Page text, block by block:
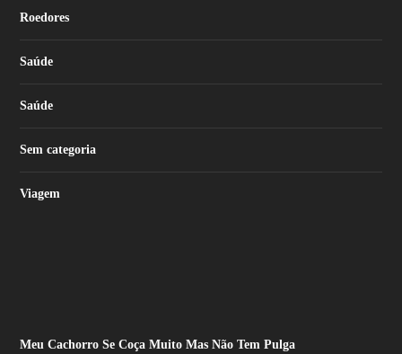
Roedores
Saúde
Saúde
Sem categoria
Viagem
Meu Cachorro Se Coça Muito Mas Não Tem Pulga